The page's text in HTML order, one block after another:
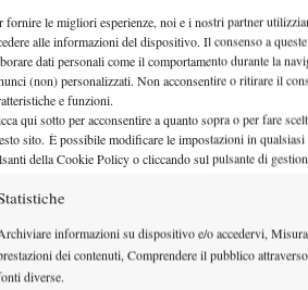
fornire le migliori esperienze, noi e i nostri partner
alle informazioni del dispositivo. Il consenso a
dati personali come il comportamento durante la
(non) personalizzati. Non acconsentire o ritirare il
e funzioni.
qui sotto per acconsentire a quanto sopra o per fare
sito. È possibile modificare le impostazioni in
della Cookie Policy o cliccando sul pulsante di
informazioni su dispositivo e/o accedervi,
dei contenuti, Comprendere il pubblico
diverse.
Maria Alberta Chiodo, oggi
alle sei e mezza (del
nazionaleDuccio Galimberti, ottimo
vincitrice dei loro duelli) “con
rossi si sono formate intere
agonisti, ma li hanno anche
Tacchini
(Totò insegna), partecipò
vincendolo a sorpresa.